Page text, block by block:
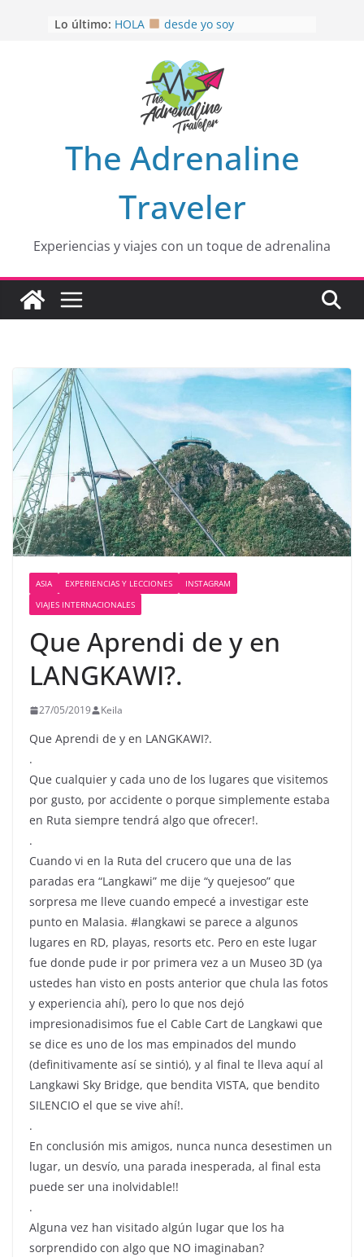
Lo último: HOLA
desde yo soy
EL SENDERO DEL CACAO: Excelente
opción
HOSPEDAJE AL NATURALSHH !!
OTRA PERSPECTIVA de RÍO EL
MULITO!
The Adrenaline
Traveler
Experiencias y viajes con un toque de adrenalina
ASIA EXPERIENCIAS Y LECCIONES
INSTAGRAM
VIAJES INTERNACIONALES
Que Aprendi de y en
LANGKAWI?.
27/05/2019 Keila
Que Aprendi de y en LANGKAWI?.
.
Que cualquier y cada uno de los lugares que visitemos
por gusto, por accidente o porque simplemente estaba
en Ruta siempre tendrá algo que ofrecer!.
.
Cuando vi en la Ruta del crucero que una de las
paradas era “Langkawi” me dije “y quejesoo” que
sorpresa me lleve cuando empecé a investigar este
punto en Malasia. #langkawi se parece a algunos
lugares en RD, playas, resorts etc. Pero en este lugar
fue donde pude ir por primera vez a un Museo 3D (ya
ustedes han visto en posts anterior que chula las fotos
y experiencia ahí), pero lo que nos dejó
impresionadisimos fue el Cable Cart de Langkawi que
se dice es uno de los mas empinados del mundo
(definitivamente así se sintió), y al final te lleva aquí al
Langkawi Sky Bridge, que bendita VISTA, que bendito
SILENCIO el que se vive ahí!.
.
En conclusión mis amigos, nunca nunca desestimen un
lugar, un desvío, una parada inesperada, al final esta
puede ser una inolvidable!!
.
Alguna vez han visitado algún lugar que los ha
sorprendido con algo que NO imaginaban?